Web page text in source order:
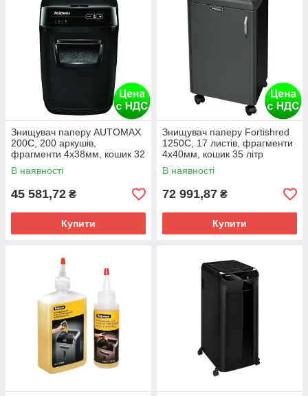
Знищувач паперу AUTOMAX
200C, 200 аркушів,
фрагменти 4х38мм, кошик 32
літр f.U4653601
В наявності
45 581,72 ₴
Купити
Знищувач паперу Fortishred
1250C, 17 листів, фрагменти
4х40мм, кошик 35 літр
f.U4615001
В наявності
72 991,87 ₴
Купити